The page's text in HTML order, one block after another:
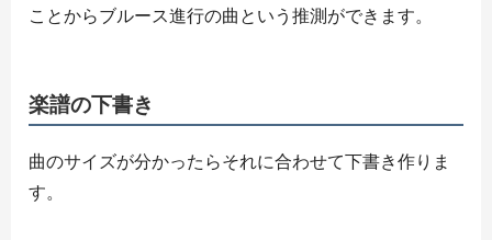
ことからブルース進行の曲という推測ができます。
楽譜の下書き
曲のサイズが分かったらそれに合わせて下書き作りま
す。